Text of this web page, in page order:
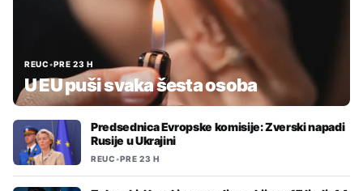
REUC•PRE 23 H
U EU puši svaka šesta osoba
Predsednica Evropske komisije: Zverski napadi
Rusije u Ukrajini
REUC•PRE 23 H